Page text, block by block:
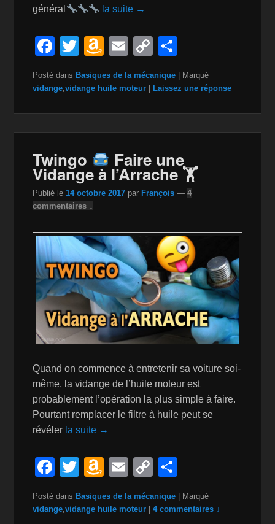
général
la suite →
F
c
o
k
T
tt
A
a
W
is
h
st
E
m
ail
C
p
k
ta
Posté dans Basiques de la mécanique
Marqué
vidange,vidange huile moteur Laissez une réponse
Twingo Faire une
Vidange à l’Arrache 🏋
Publié le 14 octobre 2017 par François —4
commentaires ↓
Quand on commence à entretenir sa voiture soi-
même, la vidange de l’huile moteur est
probablement l’opération la plus simple à faire.
Pourtant remplacer le filtre à huile peut se
révéler la suite →
F
a
c
T
wi
tt
A
m
a
E
m
ail
C
o
p
ar
ta
Posté dans Basiques de la mécanique
Marqué
vidange,vidange huile moteur |4 commentaires ↓